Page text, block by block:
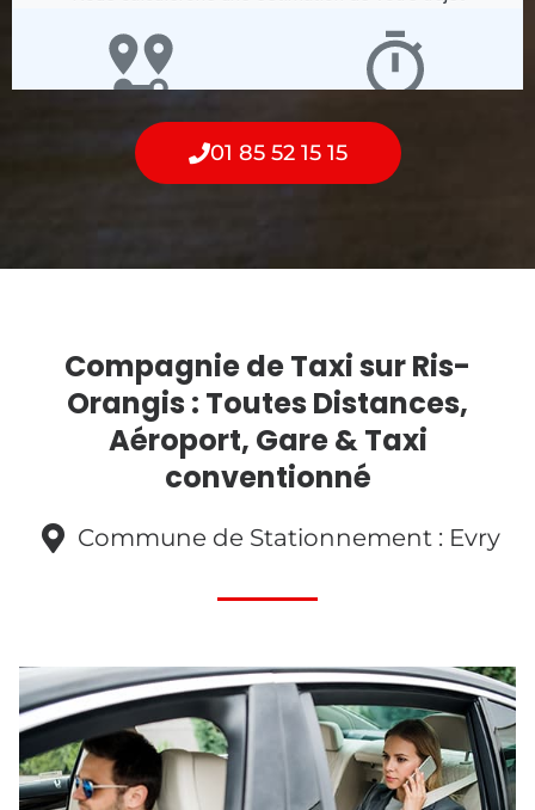
01 85 52 15 15
Compagnie de Taxi sur Ris-
Orangis : Toutes Distances,
Aéroport, Gare & Taxi
conventionné
Commune de Stationnement : Evry